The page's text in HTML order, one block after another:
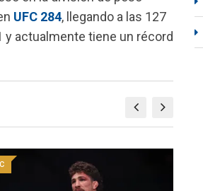
UFC 284, llegando a las 127
y actualmente tiene un récord